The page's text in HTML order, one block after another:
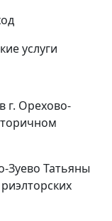
услуги
г. Орехово-
Зуево Татьяны